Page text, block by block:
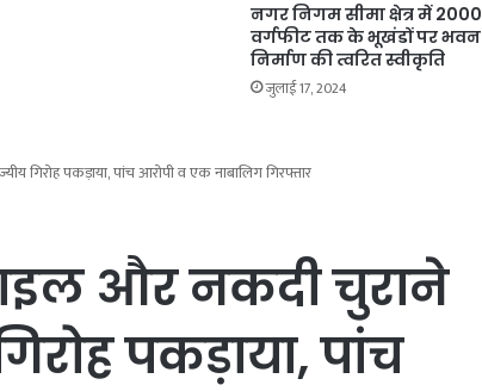
नगर निगम सीमा क्षेत्र में 2000
वर्गफीट तक के भूखंडों पर भवन
निर्माण की त्वरित स्वीकृति
जुलाई 17, 2024